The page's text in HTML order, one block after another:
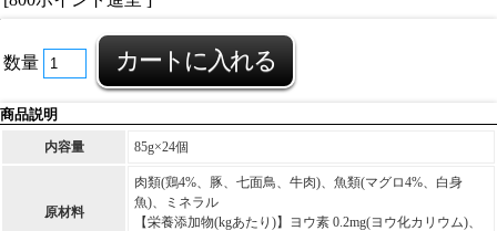
数量
商品説明
内容量 85g×24個
原材料
肉類(鶏4%、豚、七面鳥、牛肉)、魚類(マグロ4%、白身
魚)、ミネラル
【栄養添加物(kgあたり)】ヨウ素 0.2mg(ヨウ化カリウム)、